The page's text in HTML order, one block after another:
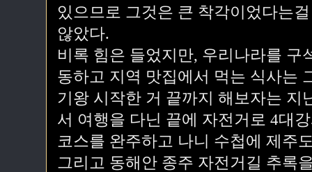
있으므로 그것은 큰 착각이었다는
않았다.
비록 힘은 들었지만, 우리나라를 구
동하고 지역 맛집에서 먹는 식사는
기왕 시작한 거 끝까지 해보자는 지
서 여행을 다닌 끝에 자전거로 4대
코스를 완주하고 나니 수첩에 제주
그리고 동해안 종주 자전거길 추록